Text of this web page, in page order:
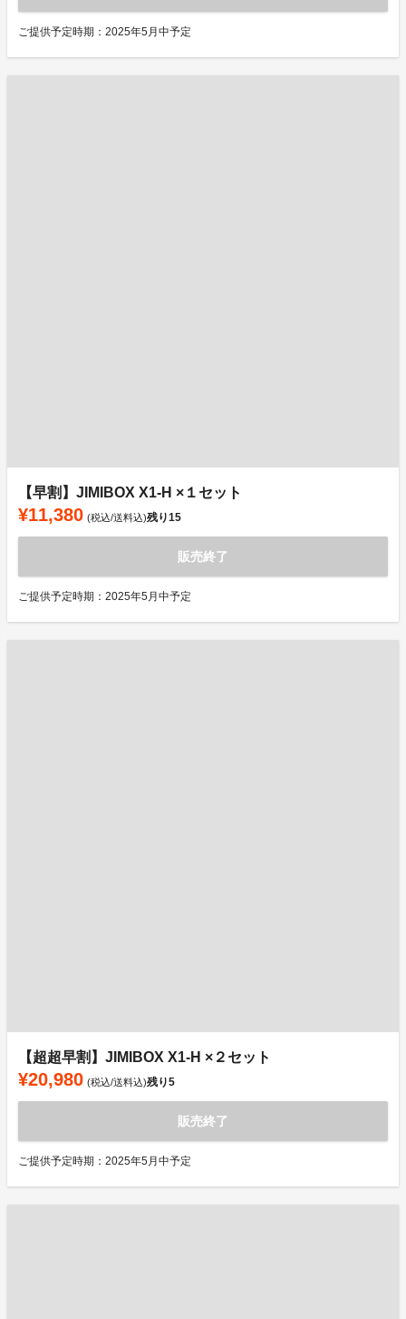
ご提供予定時期：2025年5月中予定
【早割】JIMIBOX X1-H ×１セット
¥11,380 (税込/送料込)残り15
販売終了
ご提供予定時期：2025年5月中予定
【超超早割】JIMIBOX X1-H ×２セット
¥20,980 (税込/送料込)残り5
販売終了
ご提供予定時期：2025年5月中予定